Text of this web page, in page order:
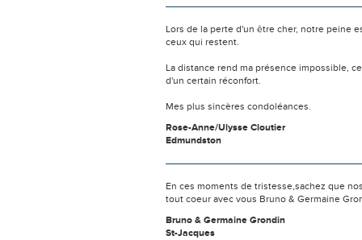
Lors de la perte d'un être cher, notre peine
ceux qui restent.
La distance rend ma présence impossible,
d'un certain réconfort.
Mes plus sincères condoléances.
Rose-Anne/Ulysse Cloutier
Edmundston
En ces moments de tristesse,sachez que
tout coeur avec vous Bruno & Germaine
Bruno & Germaine Grondin
St-Jacques